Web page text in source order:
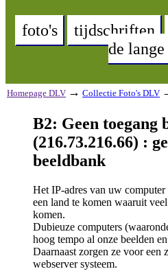
foto's tijdschriften
de
Homepage DLV → Collectie Foto's DLV
B2: Geen toegang
(216.73.216.66) :
beeldbank
Het IP-adres van uw
een land te komen waaruit
komen.
Dubieuze computers
hoog tempo al onze beelden
Daarnaast zorgen ze voor een
webserver systeem.